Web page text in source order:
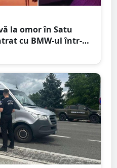
la omor în Satu
cu BMW-ul într-
doi susține că ar fi